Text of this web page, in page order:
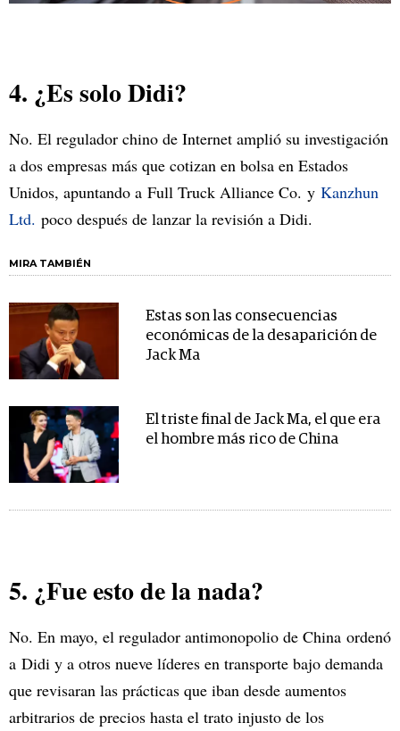
4. ¿Es solo Didi?
No. El regulador chino de Internet amplió su investigación
a dos empresas más que cotizan en bolsa en Estados
Unidos, apuntando a Full Truck Alliance Co. y Kanzhun
Ltd. poco después de lanzar la revisión a Didi.
MIRA TAMBIÉN
Estas son las consecuencias
económicas de la desaparición de
Jack Ma
El triste final de Jack Ma, el que era
el hombre más rico de China
5. ¿Fue esto de la nada?
No. En mayo, el regulador antimonopolio de China ordenó
a Didi y a otros nueve líderes en transporte bajo demanda
que revisaran las prácticas que iban desde aumentos
arbitrarios de precios hasta el trato injusto de los